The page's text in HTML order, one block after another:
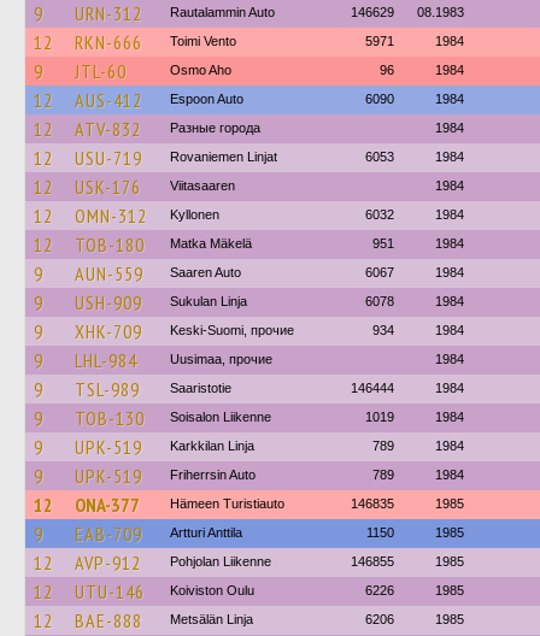
9 URN-312 Rautalammin Auto 146629 08.1983
12 RKN-666 Toimi Vento 5971 1984
9 JTL-60 Osmo Aho 96 1984
12 AUS-412 Espoon Auto 6090 1984
12 ATV-832 Разные города 1984
12 USU-719 Rovaniemen Linjat 6053 1984
12 USK-176 Viitasaaren 1984
12 OMN-312 Kyllonen 6032 1984
12 TOB-180 Matka Mäkelä 951 1984
9 AUN-559 Saaren Auto 6067 1984
9 USH-909 Sukulan Linja 6078 1984
9 XHK-709 Keski-Suomi, прочие 934 1984
9 LHL-984 Uusimaa, прочие 1984
9 TSL-989 Saaristotie 146444 1984
9 TOB-130 Soisalon Liikenne 1019 1984
9 UPK-519 Karkkilan Linja 789 1984
9 UPK-519 Friherrsin Auto 789 1984
12 ONA-377 Hämeen Turistiauto 146835 1985
9 EAB-709 Artturi Anttila 1150 1985
12 AVP-912 Pohjolan Liikenne 146855 1985
12 UTU-146 Koiviston Oulu 6226 1985
12 BAE-888 Metsälän Linja 6206 1985